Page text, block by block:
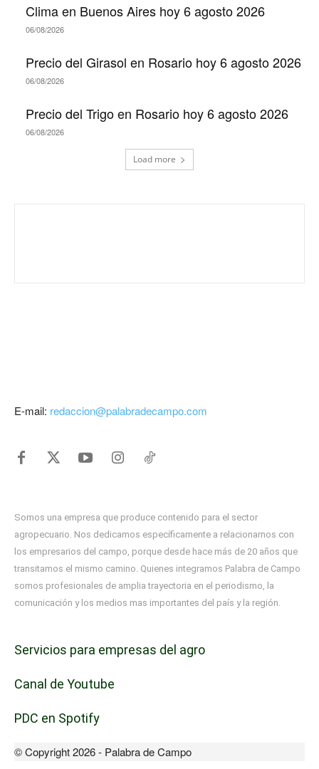
Clima en Buenos Aires hoy 6 agosto 2026
06/08/2026
Precio del Girasol en Rosario hoy 6 agosto 2026
06/08/2026
Precio del Trigo en Rosario hoy 6 agosto 2026
06/08/2026
Load more
E-mail: redaccion@palabradecampo.com
Somos una empresa que produce contenido para el sector
agropecuario. Nos dedicamos específicamente a relacionarnos con
los empresarios del campo, porque desde hace más de 20 años que
transitamos el mismo camino. Quienes integramos Palabra de Campo
somos profesionales de amplia trayectoria en el periodismo, la
comunicación y los medios mas importantes del país y la región.
Servicios para empresas del agro
Canal de Youtube
PDC en Spotify
© Copyright 2026 - Palabra de Campo